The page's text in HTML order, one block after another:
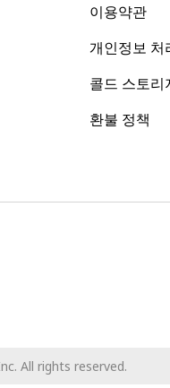
이용약관
개인정보 처
콜드 스토리
환불 정책
All rights reserved.